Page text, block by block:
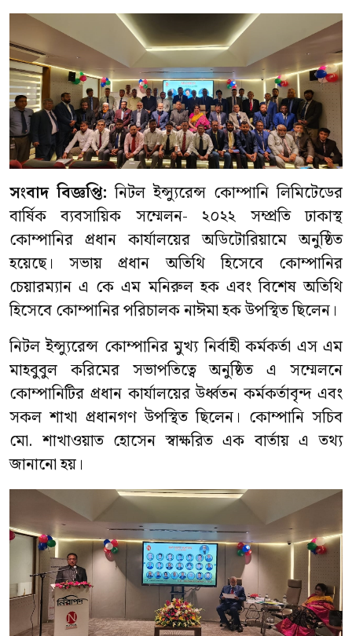
সংবাদ বিজ্ঞপ্তি: নিটল ইন্স্যুরেন্স কোম্পানি লিমিটেডের
বার্ষিক ব্যবসায়িক সম্মেলন- ২০২২ সম্প্রতি ঢাকাস্থ
কোম্পানির প্রধান কার্যালয়ের অডিটোরিয়ামে অনুষ্ঠিত
হয়েছে। সভায় প্রধান অতিথি হিসেবে কোম্পানির
চেয়ারম্যান এ কে এম মনিরুল হক এবং বিশেষ অতিথি
হিসেবে কোম্পানির পরিচালক নাঈমা হক উপস্থিত ছিলেন।
নিটল ইন্স্যুরেন্স কোম্পানির মুখ্য নির্বাহী কর্মকর্তা এস এম
মাহবুবুল করিমের সভাপতিত্বে অনুষ্ঠিত এ সম্মেলনে
কোম্পানিটির প্রধান কার্যালয়ের উর্ধ্বতন কর্মকর্তাবৃন্দ এবং
সকল শাখা প্রধানগণ উপস্থিত ছিলেন। কোম্পানি সচিব
মো. শাখাওয়াত হোসেন স্বাক্ষরিত এক বার্তায় এ তথ্য
জানানো হয়।